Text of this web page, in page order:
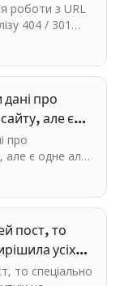
роботи з URL
404 / 301
про
але є
про
але є одне але.
ручні
пост, то
усіх
то спеціально